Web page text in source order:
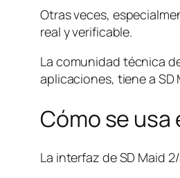
Otras veces,
real y verificable.
La comunidad técnica
aplicaciones, tiene a
Cómo se usa
La interfaz de SD Maid